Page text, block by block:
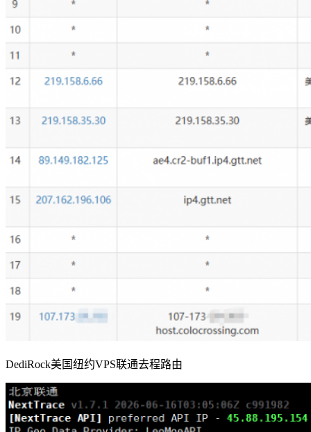
DediRock美国纽约VPS联通去程路由